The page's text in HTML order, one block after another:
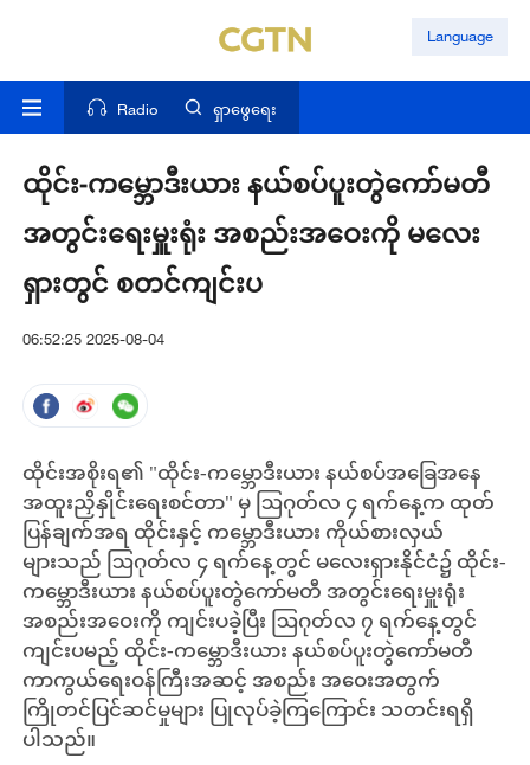
Language
Radio ရှာဖွေရေး
ထိုင်း-ကမ္ဘောဒီးယား နယ်စပ်ပူးတွဲကော်မတီ
အတွင်းရေးမှူးရုံး အစည်းအဝေးကို မလေး
ရှားတွင် စတင်ကျင်းပ
06:52:25 2025-08-04
ထိုင်းအစိုးရ၏ "ထိုင်း-ကမ္ဘောဒီးယား နယ်စပ်အခြေအနေ
အထူးညှိနှိုင်းရေးစင်တာ" မှ ဩဂုတ်လ ၄ ရက်နေ့က ထုတ်
ပြန်ချက်အရ ထိုင်းနှင့် ကမ္ဘောဒီးယား ကိုယ်စားလှယ်
များသည် ဩဂုတ်လ ၄ ရက်နေ့တွင် မလေးရှားနိုင်ငံ၌ ထိုင်း-
ကမ္ဘောဒီးယား နယ်စပ်ပူးတွဲကော်မတီ အတွင်းရေးမှူးရုံး
အစည်းအဝေးကို ကျင်းပခဲ့ပြီး ဩဂုတ်လ ၇ ရက်နေ့တွင်
ကျင်းပမည့် ထိုင်း-ကမ္ဘောဒီးယား နယ်စပ်ပူးတွဲကော်မတီ
ကာကွယ်ရေးဝန်ကြီးအဆင့် အစည်း အဝေးအတွက်
ကြိုတင်ပြင်ဆင်မှုများ ပြုလုပ်ခဲ့ကြကြောင်း သတင်းရရှိ
ပါသည်။